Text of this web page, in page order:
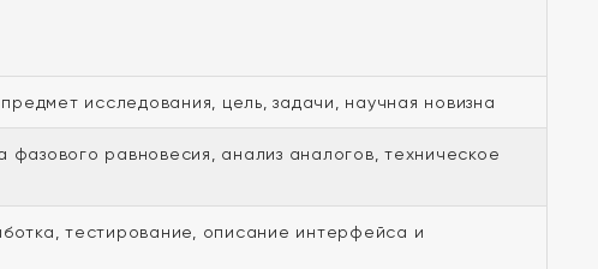
исследования, цель, задачи, научная новизна
равновесия, анализ аналогов, техническое
тестирование, описание интерфейса и